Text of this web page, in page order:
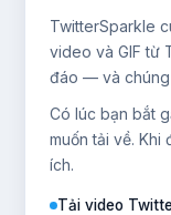
TwitterSparkle
video và GIF từ
đáo — và chúng
Có lúc bạn bắt
muốn tải về.
ích.
Tải video